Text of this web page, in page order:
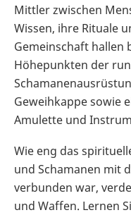
Mittler zwischen
Wissen, ihre Rituale
Gemeinschaft hallen
Höhepunkten der
Geweihkappe sowie
Amulette und
Wie eng das
und Schamanen mit
verbunden war,
und Waffen. Lernen